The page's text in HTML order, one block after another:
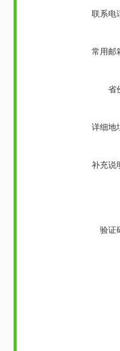
联系电
常用邮
省
详细地
补充说
验证